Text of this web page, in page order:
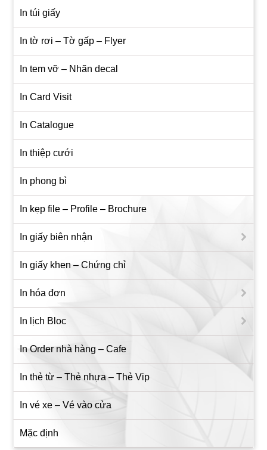
In túi giấy
In tờ rơi – Tờ gấp – Flyer
In tem vỡ – Nhãn decal
In Card Visit
In Catalogue
In thiệp cưới
In phong bì
In kẹp file – Profile – Brochure
In giấy biên nhận
In giấy khen – Chứng chỉ
In hóa đơn
In lịch Bloc
In Order nhà hàng – Cafe
In thẻ từ – Thẻ nhựa – Thẻ Vip
In vé xe – Vé vào cửa
Mặc định